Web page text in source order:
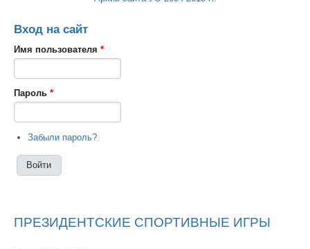
Вход на сайт
Имя пользователя *
Пароль *
Забыли пароль?
ПРЕЗИДЕНТСКИЕ СПОРТИВНЫЕ ИГРЫ